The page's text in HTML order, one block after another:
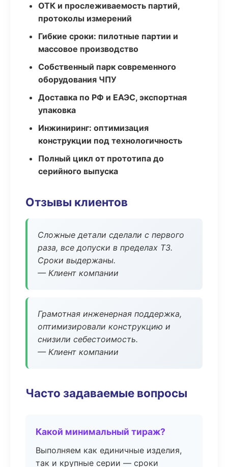
ОТК и прослеживаемость партий,
протоколы измерений
Гибкие сроки: пилотные партии и
массовое производство
Собственный парк современного
оборудования ЧПУ
Доставка по РФ и ЕАЭС, экспортная
упаковка
Инжиниринг: оптимизация
конструкции под технологичность
Полный цикл от прототипа до
серийного выпуска
Отзывы клиентов
Сложные детали сделали с первого
раза, все допуски в пределах ТЗ.
Сроки выдержаны.
— Клиент компании
Грамотная инженерная поддержка,
оптимизировали конструкцию и
снизили себестоимость.
— Клиент компании
Часто задаваемые вопросы
Какой минимальный тираж?
Выполняем как единичные изделия,
так и крупные серии — сроки